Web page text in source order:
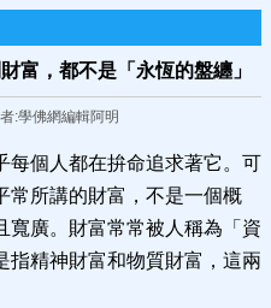
富，都不是「永恆的盤纏」
:學佛網編輯阿明
每個人都在拚命追求著它。可
常所講的財富，不是一個概
寬廣。財富常常被人稱為「資
指精神財富和物質財富，這兩